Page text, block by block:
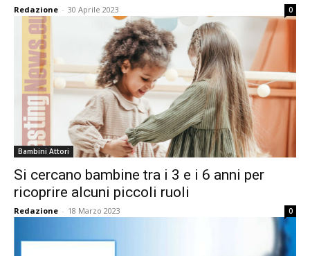
Redazione - 30 Aprile 2023 0
Bambini Attori
Si cercano bambine tra i 3 e i 6 anni per
ricoprire alcuni piccoli ruoli
Redazione - 18 Marzo 2023 0